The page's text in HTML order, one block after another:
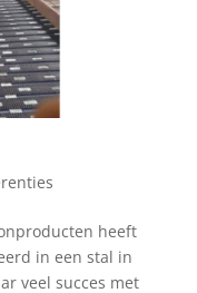
heeft
in een stal in
veel succes met